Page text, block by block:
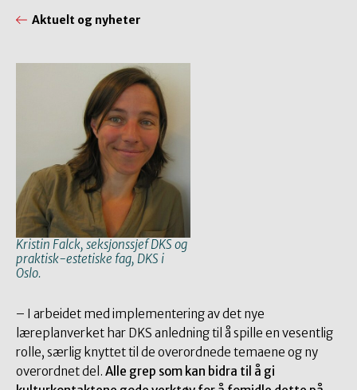
Aktuelt og nyheter
Kristin Falck, seksjonssjef DKS og
praktisk-estetiske fag, DKS i
Oslo.
– I arbeidet med implementering av det nye
læreplanverket har DKS anledning til å spille en vesentlig
rolle, særlig knyttet til de overordnede temaene og ny
overordnet del. Alle grep som kan bidra til å gi